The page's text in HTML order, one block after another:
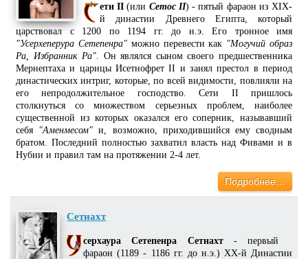
ети II (или Сетос II) - пятый фараон из XIX-
й династии Древнего Египта, который
царствовал с 1200 по 1194 гг. до н.э. Его тронное имя
"Усерхеперура Сетепенра"можно перевести как "Могучий образ
Ра, Избранник Ра" . Он являлся сыном своего предшественника
Мернептаха и царицы Исетнофрет II и занял престол в период
династических интриг, которые, по всей видимости, повлияли на
его непродолжительное господство. Сети II пришлось
столкнуться со множеством серьезных проблем, наиболее
существенной из которых оказался его соперник, называвший
себя "Аменмесом" и, возможно, приходившийся ему сводным
братом. Последний полностью захватил власть над Фивами и в
Нубии и правил там на протяжении 2-4 лет.
Подробнее…
Сетнахт
серхаура Сетепенра Сетнахт- первый
фараон (1189 - 1186 гг. до н.э.) XX-й Династии